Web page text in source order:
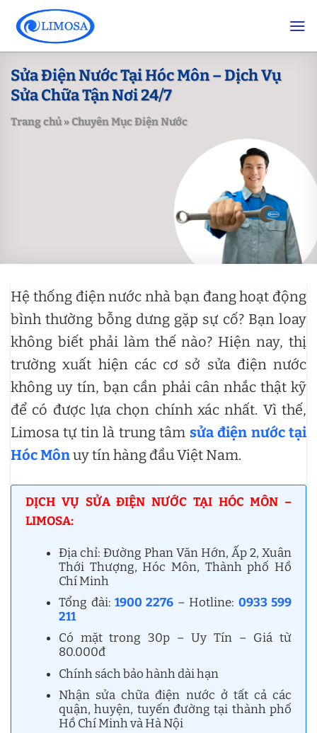
content
Sửa Điện Nước Tại Hóc Môn – Dịch Vụ
Sửa Chữa Tận Nơi 24/7
Trang chủ»Chuyên Mục Điện Nước
Hệ thống điện nước nhà bạn đang hoạt động
bình thường bỗng dưng gặp sự cố? Bạn loay
không biết phải làm thế nào? Hiện nay, thị
trường xuất hiện các cơ sở sửa điện nước
không uy tín, bạn cần phải cân nhắc thật kỹ
để có được lựa chọn chính xác nhất. Vì thế,
Limosa tự tin là trung tâm sửa điện nước tại
Hóc Mônuy tín hàng đầu Việt Nam.
DỊCH VỤ SỬA ĐIỆN NƯỚC TẠI HÓC MÔN –
LIMOSA:
Địa chỉ: Đường Phan Văn Hớn, Ấp 2, Xuân
Thới Thượng, Hóc Môn, Thành phố Hồ
Chí Minh
Tổng đài: 1900 2276 – Hotline: 0933 599
211
Có mặt trong 30p – Uy Tín – Giá từ
80.000đ
Chính sách bảo hành dài hạn
Nhận sửa chữa điện nước ở tất cả các
quận, huyện, tuyến đường tại thành phố
Hồ Chí Minh và Hà Nội